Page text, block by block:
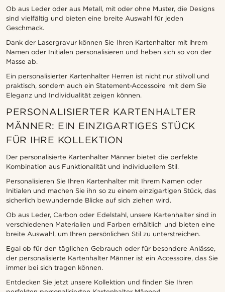
Ob aus Leder oder aus Metall, mit oder ohne Muster, die Designs
sind vielfältig und bieten eine breite Auswahl für jeden
Geschmack.
Dank der Lasergravur können Sie Ihren Kartenhalter mit ihrem
Namen oder Initialen personalisieren und heben sich so von der
Masse ab.
Ein personalisierter Kartenhalter Herren ist nicht nur stilvoll und
praktisch, sondern auch ein Statement-Accessoire mit dem Sie
Eleganz und Individualität zeigen können.
PERSONALISIERTER KARTENHALTER
MÄNNER: EIN EINZIGARTIGES STÜCK
FÜR IHRE KOLLEKTION
Der personalisierte Kartenhalter Männer bietet die perfekte
Kombination aus Funktionalität und individuellem Stil.
Personalisieren Sie Ihren Kartenhalter mit Ihrem Namen oder
Initialen und machen Sie ihn so zu einem einzigartigen Stück, das
sicherlich bewundernde Blicke auf sich ziehen wird.
Ob aus Leder, Carbon oder Edelstahl, unsere Kartenhalter sind in
verschiedenen Materialien und Farben erhältlich und bieten eine
breite Auswahl, um Ihren persönlichen Stil zu unterstreichen.
Egal ob für den täglichen Gebrauch oder für besondere Anlässe,
der personalisierte Kartenhalter Männer ist ein Accessoire, das Sie
immer bei sich tragen können.
Entdecken Sie jetzt unsere Kollektion und finden Sie Ihren